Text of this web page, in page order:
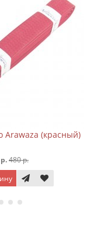
(красный)